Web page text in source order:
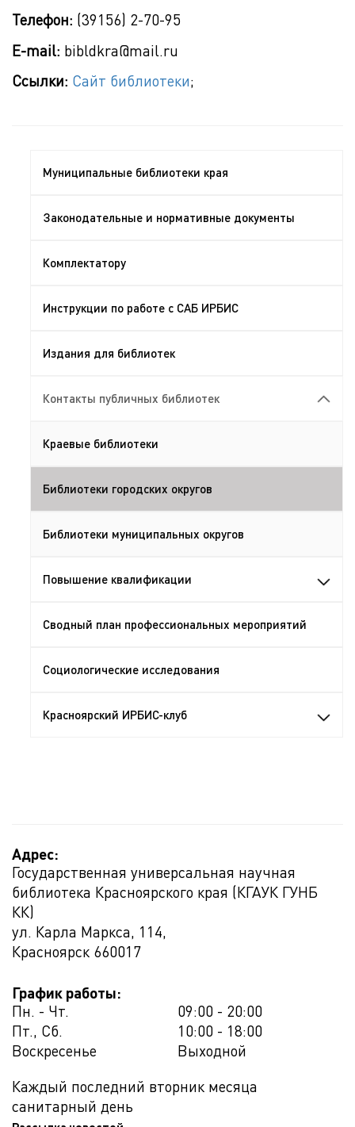
Телефон: (39156) 2-70-95
E-mail: bibldkra@mail.ru
Ссылки: Сайт библиотеки;
Муниципальные библиотеки края
Законодательные и нормативные документы
Комплектатору
Инструкции по работе с САБ ИРБИС
Издания для библиотек
Контакты публичных библиотек
Краевые библиотеки
Библиотеки городских округов
Библиотеки муниципальных округов
Повышение квалификации
Сводный план профессиональных мероприятий
Социологические исследования
Красноярский ИРБИС-клуб
Адрес:
Государственная универсальная научная
библиотека Красноярского края (КГАУК ГУНБ
КК)
ул. Карла Маркса, 114,
Красноярск 660017
График работы:
Пн. - Чт.
09:00 - 20:00
Пт., Сб.
10:00 - 18:00
Воскресенье
Выходной
Каждый последний вторник месяца
санитарный день